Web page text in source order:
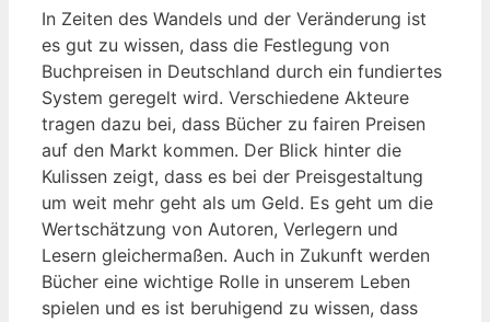
In Zeiten des Wandels und der Veränderung ist
es gut zu wissen, dass die Festlegung von
Buchpreisen in Deutschland durch ein fundiertes
System geregelt wird. Verschiedene Akteure
tragen dazu bei, dass Bücher zu fairen Preisen
auf den Markt kommen. Der Blick hinter die
Kulissen zeigt, dass es bei der Preisgestaltung
um weit mehr geht als um Geld. Es geht um die
Wertschätzung von Autoren, Verlegern und
Lesern gleichermaßen. Auch in Zukunft werden
Bücher eine wichtige Rolle in unserem Leben
spielen und es ist beruhigend zu wissen, dass